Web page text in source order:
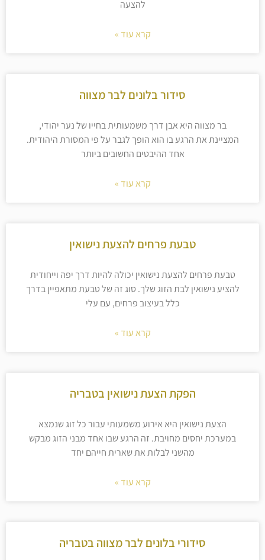
להצעה
קרא עוד »
סידור בלונים לבר מצווה
בר מצווה היא אבן דרך משמעותית בחייו של נער יהודי,
המציינת את הרגע בו הוא הופך לגבר על פי המסורת היהודית.
אחד ההיבטים החשובים ביותר
קרא עוד »
טבעת פרחים להצעת נישואין
טבעת פרחים להצעת נישואין יכולה להיות דרך יפה וייחודית
להציע נישואין לבת הזוג שלך. סוג זה של טבעת מתאפיין בדרך
כלל בעיצוב פרחים, עם עלי
קרא עוד »
הפקת הצעת נישואין בטבריה
הצעת נישואין היא אירוע משמעותי עבור כל זוג שנמצא
במערכת יחסים מחויבת. זה הרגע שבו אחד מבני הזוג מבקש
מהשני לבלות את שארית חייהם יחד
קרא עוד »
סידורי בלונים לבר מצווה בטבריה